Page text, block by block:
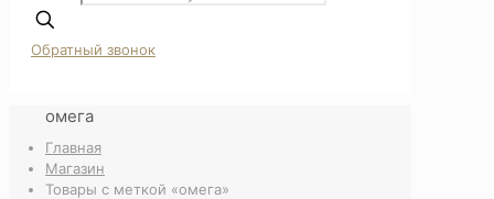
Обратный звонок
омега
Главная
Магазин
Товары с меткой «омега»